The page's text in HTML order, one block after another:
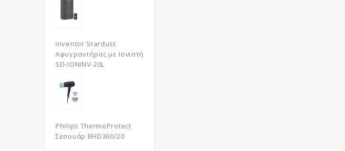
Inventor Stardust
Αφυγραντήρας με Ιονιστή
SD-IONINV-20L
Philips ThermoProtect
Σεσουάρ BHD360/20